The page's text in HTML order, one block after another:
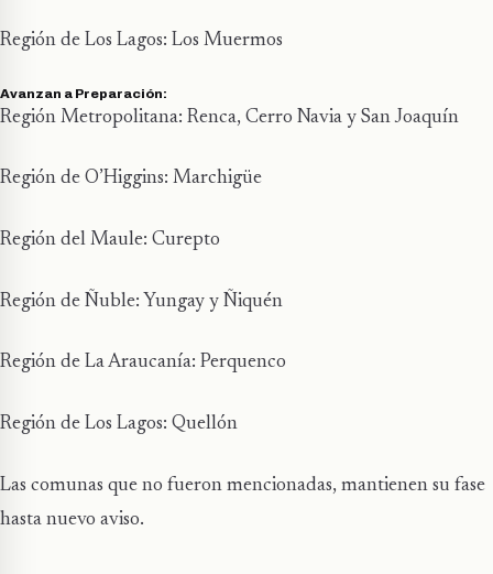
Región de Los Lagos: Los Muermos
Avanzan a Preparación:
Región Metropolitana: Renca, Cerro Navia y San Joaquín
Región de O’Higgins: Marchigüe
Región del Maule: Curepto
Región de Ñuble: Yungay y Ñiquén
Región de La Araucanía: Perquenco
Región de Los Lagos: Quellón
Las comunas que no fueron mencionadas, mantienen su fase
hasta nuevo aviso.